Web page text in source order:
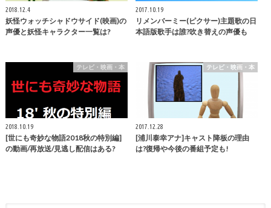
2018.12.4
妖怪ウォッチシャドウサイド(映画)の
声優と妖怪キャラクター一覧は?
2017.10.19
リメンバーミー(ピクサー)主題歌の日
本語版歌手は誰?吹き替えの声優も
テレビ・映画・本
2018.10.19
[世にも奇妙な物語2018秋の特別編]
の動画/再放送/見逃し配信はある?
テレビ・映画・本
2017.12.28
[浦川泰幸アナ]キャスト降板の理由
は?復帰や今後の番組予定も!